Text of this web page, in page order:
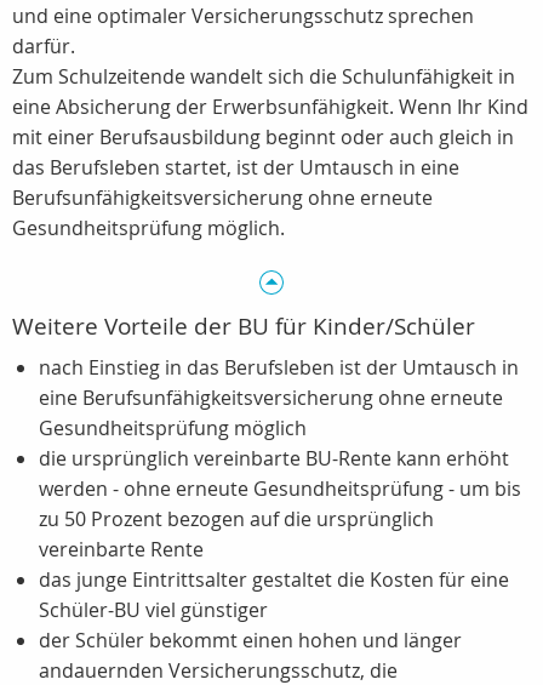
und eine optimaler Versicherungsschutz sprechen
darfür.
Zum Schulzeitende wandelt sich die Schulunfähigkeit in
eine Absicherung der Erwerbsunfähigkeit. Wenn Ihr Kind
mit einer Berufsausbildung beginnt oder auch gleich in
das Berufsleben startet, ist der Umtausch in eine
Berufsunfähigkeitsversicherung ohne erneute
Gesundheitsprüfung möglich.
Weitere Vorteile der BU für Kinder/Schüler
nach Einstieg in das Berufsleben ist der Umtausch in
eine Berufsunfähigkeitsversicherung ohne erneute
Gesundheitsprüfung möglich
die ursprünglich vereinbarte BU-Rente kann erhöht
werden - ohne erneute Gesundheitsprüfung - um bis
zu 50 Prozent bezogen auf die ursprünglich
vereinbarte Rente
das junge Eintrittsalter gestaltet die Kosten für eine
Schüler-BU viel günstiger
der Schüler bekommt einen hohen und länger
andauernden Versicherungsschutz, die